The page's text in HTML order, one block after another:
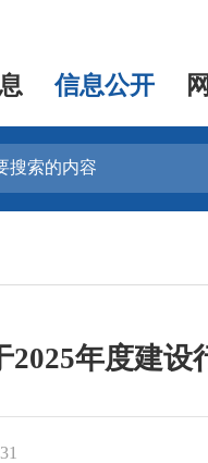
信息公开
年度建